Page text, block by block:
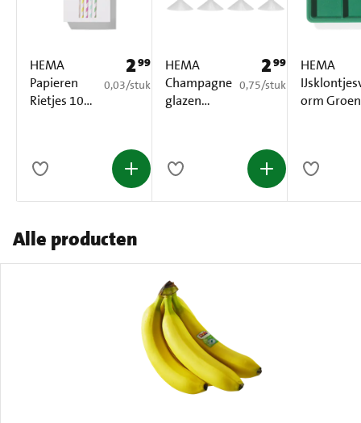
HEMA
Papieren
Rietjes 100
Prijs: € 2,99
299
€ 0,03 per stuk
0,03/stuk
HEMA
Champagne
glazen
Prijs: € 2,99
299
€ 0,75 per stuk
0,75/stuk
HEMA
orm Groen
Alle producten